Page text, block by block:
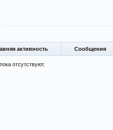
активность Сообщения
отсутствуют.